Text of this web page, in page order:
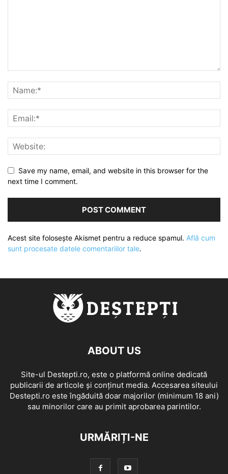
Save my name, email, and website in this browser for the
next time I comment.
Acest site folosește Akismet pentru a reduce spamul. Află cum
sunt procesate datele comentariilor tale.
ABOUT US
Site-ul Destepti.ro, este o platformă online dedicată
publicarii de articole și conținut media. Accesarea siteului
Destepti.ro este îngăduită doar majorilor (minimum 18 ani)
sau minorilor care au primit aprobarea parintilor.
URMĂRIȚI-NE